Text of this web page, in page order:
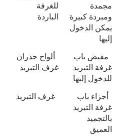
للغرفة
الباردة
ألواح جدران
غرف التبريد
غرف التبريد